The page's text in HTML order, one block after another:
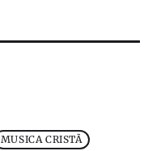
MUSICA CRISTÃ